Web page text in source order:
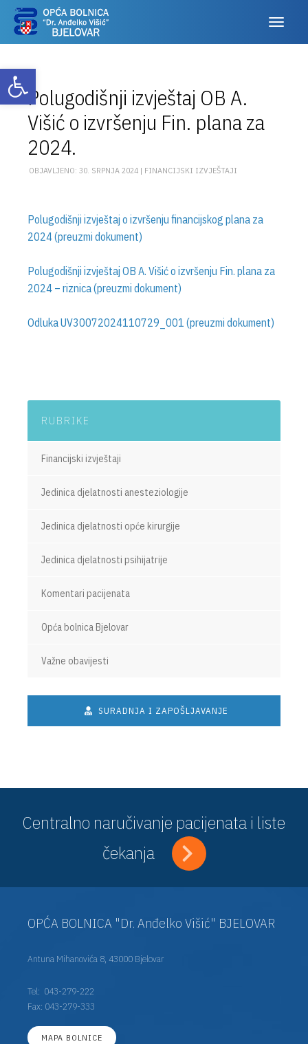
Otvori alatnu traku
Polugodišnji izvještaj OB A.
Višić o izvršenju Fin. plana za
2024.
OBJAVLJENO: 30. SRPNJA 2024 | FINANCIJSKI IZVJEŠTAJI
Polugodišnji izvještaj o izvršenju financijskog plana za
2024 (preuzmi dokument)
Polugodišnji izvještaj OB A. Višić o izvršenju Fin. plana za
2024 – riznica (preuzmi dokument)
Odluka UV30072024110729_001 (preuzmi dokument)
RUBRIKE
Financijski izvještaji
Jedinica djelatnosti anesteziologije
Jedinica djelatnosti opće kirurgije
Jedinica djelatnosti psihijatrije
Komentari pacijenata
Opća bolnica Bjelovar
Važne obavijesti
SURADNJA I ZAPOŠLJAVANJE
Centralno naručivanje pacijenata i liste
čekanja
OPĆA BOLNICA "Dr. Anđelko Višić" BJELOVAR
Antuna Mihanovića 8, 43000 Bjelovar
Tel: 043-279-222
Fax: 043-279-333
MAPA BOLNICE